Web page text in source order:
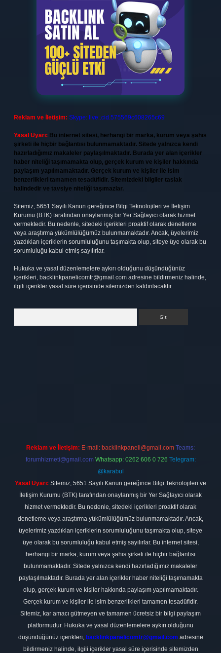
Reklam ve İletişim: Skype: live:.cid.575569c608265c69
Yasal Uyarı: Bu internet sitesi, herhangi bir marka, kurum veya şahıs
şirketi ile hiçbir bağlantısı bulunmamaktadır. Sitede yalnızca kendi
hazırladığımız makaleler paylaşılmaktadır. Burada yer alan içerikler
haber niteliği taşımamakta olup, gerçek kurum ve kişiler hakkında
paylaşım yapılmamaktadır. Gerçek kurum ve kişiler ile isim
benzerlikleri tamamen tesadüfidir. Sitemizdeki bilgiler taslak
halindedir ve tavsiye niteliği taşımazlar.
Sitemiz, 5651 Sayılı Kanun gereğince Bilgi Teknolojileri ve İletişim
Kurumu (BTK) tarafından onaylanmış bir Yer Sağlayıcı olarak hizmet
vermektedir. Bu nedenle, sitedeki içerikleri proaktif olarak denetleme
veya araştırma yükümlülüğümüz bulunmamaktadır. Ancak, üyelerimiz
yazdıkları içeriklerin sorumluluğunu taşımakta olup, siteye üye olarak bu
sorumluluğu kabul etmiş sayılırlar.
Hukuka ve yasal düzenlemelere aykırı olduğunu düşündüğünüz
içerikleri, backlinkpanelicomtr@gmail.com adresine bildirmeniz halinde,
ilgili içerikler yasal süre içerisinde sitemizden kaldırılacaktır.
Reklam ve İletişim: E-mail: backlinkpaneli@gmail.com Teams:
forumhizmeti@gmail.com Whatsapp: 0262 606 0 726 Telegram:
@karabul
Yasal Uyarı: Sitemiz, 5651 Sayılı Kanun gereğince Bilgi Teknolojileri ve
İletişim Kurumu (BTK) tarafından onaylanmış bir Yer Sağlayıcı olarak
hizmet vermektedir. Bu nedenle, sitedeki içerikleri proaktif olarak
denetleme veya araştırma yükümlülüğümüz bulunmamaktadır. Ancak,
üyelerimiz yazdıkları içeriklerin sorumluluğunu taşımakta olup, siteye
üye olarak bu sorumluluğu kabul etmiş sayılırlar. Bu internet sitesi,
herhangi bir marka, kurum veya şahıs şirketi ile hiçbir bağlantısı
bulunmamaktadır. Sitede yalnızca kendi hazırladığımız makaleler
paylaşılmaktadır. Burada yer alan içerikler haber niteliği taşımamakta
olup, gerçek kurum ve kişiler hakkında paylaşım yapılmamaktadır.
Gerçek kurum ve kişiler ile isim benzerlikleri tamamen tesadüfidir.
Sitemiz, kar amacı gütmeyen ve tamamen ücretsiz bir bilgi paylaşım
platformudur. Hukuka ve yasal düzenlemelere aykırı olduğunu
düşündüğünüz içerikleri, backlinkpanelicomtr@gmail.com adresine
bildirmeniz halinde, ilgili içerikler yasal süre içerisinde sitemizden